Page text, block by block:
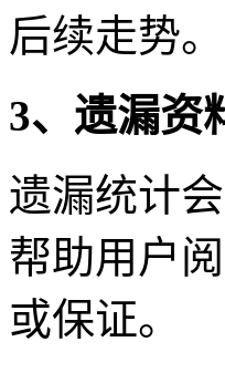
后续走势。
3、遗漏资
遗漏统计
帮助用户
或保证。